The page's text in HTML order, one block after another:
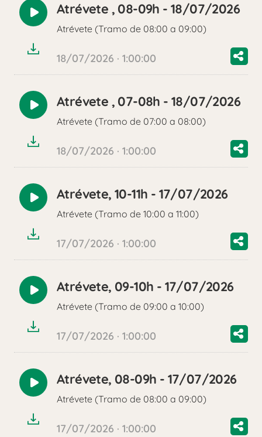
Reproducir
audio
Atrévete , 08-09h - 18/07/2026
Atrévete (Tramo de 08:00 a 09:00)
18/07/2026 · 1:00:00
Reproducir
audio
Atrévete , 07-08h - 18/07/2026
Atrévete (Tramo de 07:00 a 08:00)
18/07/2026 · 1:00:00
Reproducir
audio
Atrévete, 10-11h - 17/07/2026
Atrévete (Tramo de 10:00 a 11:00)
17/07/2026 · 1:00:00
Reproducir
audio
Atrévete, 09-10h - 17/07/2026
Atrévete (Tramo de 09:00 a 10:00)
17/07/2026 · 1:00:00
Reproducir
audio
Atrévete, 08-09h - 17/07/2026
Atrévete (Tramo de 08:00 a 09:00)
17/07/2026 · 1:00:00